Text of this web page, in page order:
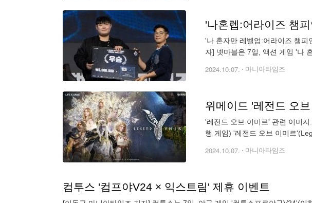
'나혼렙:어라이즈 챔
'나 혼자만 레벨업:어라이즈 챔피
자] 넷마블은 7일, 액션 게임 '나
2024.10.07. 마니아타임즈
위메이드 '레전드 오
'레전드 오브 이미르' 관련 이미
행 게임) '레전드 오브 이미르
2024.10.07. 마니아타임즈
컴투스 '컴프야V24 × 익스트림' 제휴 이벤트